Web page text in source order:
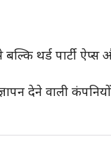
थर्ड पार्टी ऐप्स
देने वाली